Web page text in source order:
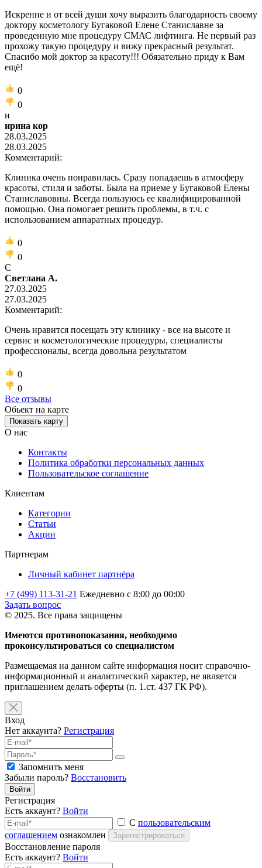
Искренне и от всей души хочу выразить благодарность своему
доктору косметологу Бугаковой Елене Станиславне за
проведенную мне процедуру СМАС лифтинга. Не первый раз
прохожу такую процедуру и вижу прекрасный результат.
Спасибо мой доктор за красоту!!! Обязательно приду к Вам
ещё!
0
0
и
ирина кор
28.03.2025
28.03.2025
Комментарий:
Клиника очень понравилась. Сразу попадаешь в атмосферу
красоты, стиля и заботы. Была на приеме у Бугаковой Елены
Станиславовны. Всегда пользуюсь ее квалифицированной
помощью. Она помогает решить проблемы, в т.ч. с
использованием аппаратных процедур.
0
0
С
Светлана А.
27.03.2025
27.03.2025
Комментарий:
Очень нравится посещать эту клинику - все на высоте и
сервис и косметологические процедуры, специалисты
профессионалы, всегда довольна результатом
0
0
Все отзывы
Обьект на карте
Показать карту
О нас
Контакты
Политика обработки персональных данных
Пользовательское соглашение
Клиентам
Категории
Статьи
Акции
Партнерам
Личный кабинет партнёра
+7 (499) 113-31-21 Ежедневно с 8:00 до 00:00
Задать вопрос
© 2025. Все права защищены
Имеются противопоказания, необходимо
проконсультироваться со специалистом
Размещаемая на данном сайте информация носит справочно-
информационный и аналитический характер, не является
приглашением делать оферты (п. 1.ст. 437 ГК РФ).
Вход
Нет аккаунта? Регистрация
Запомнить меня
Забыли пароль? Восстановить
Войти
Регистрация
Есть аккаунт? Войти
С пользовательским
соглашением ознакомлен Зарегистрироваться
Восстановление пароля
Есть аккаунт? Войти